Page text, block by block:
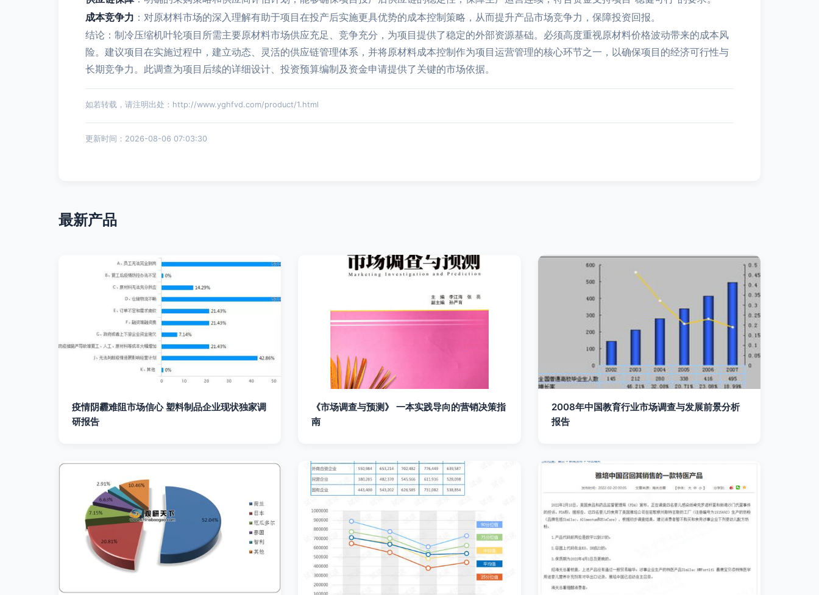
成本竞争力 ：对原材料市场的深入理解有助于项目在投产后实施更具优势的成本控制策略，从而提升产品市场竞争力，保障投资回报。
结论：制冷压缩机叶轮项目所需主要原材料市场供应充足、竞争充分，为项目提供了稳定的外部资源基础。必须高度重视原材料价格波动带来的成本风
险。建议项目在实施过程中，建立动态、灵活的供应链管理体系，并将原材料成本控制作为项目运营管理的核心环节之一，以确保项目的经济可行性与
长期竞争力。此调查为项目后续的详细设计、投资预算编制及资金申请提供了关键的市场依据。
如若转载，请注明出处：http://www.yghfvd.com/product/1.html
更新时间：2026-08-06 07:03:30
最新产品
疫情阴霾难阻市场信心 塑料制品企业现状独家调
研报告
《市场调查与预测》 一本实践导向的营销决策指
南
2008年中国教育行业市场调查与发展前景分析
报告